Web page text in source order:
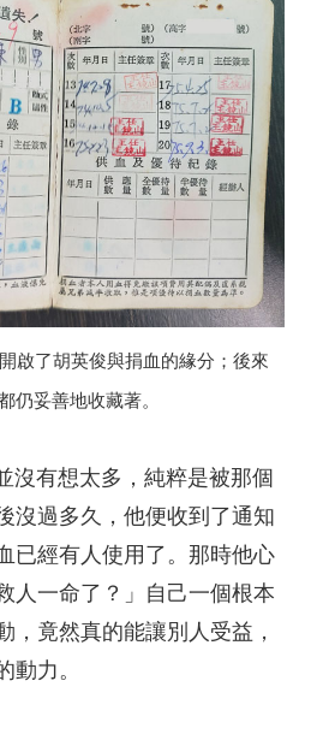
啟了胡英俊與捐血的緣分；後來
仍妥善地收藏著。
有想太多，純粹是被那個
沒過多久，他便收到了通知
已經有人使用了。那時他心
人一命了？」自己一個根本
，竟然真的能讓別人受益，
動力。